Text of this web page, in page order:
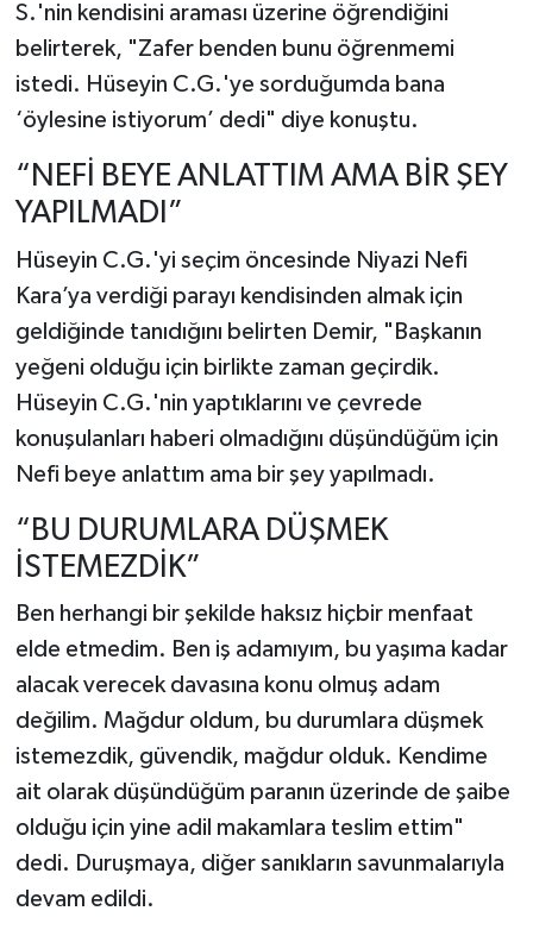
S.'nin kendisini araması üzerine öğrendiğini
belirterek, "Zafer benden bunu öğrenmemi
istedi. Hüseyin C.G.'ye sorduğumda bana
‘öylesine istiyorum’ dedi" diye konuştu.
“NEFİ BEYE ANLATTIM AMA BİR ŞEY
YAPILMADI”
Hüseyin C.G.'yi seçim öncesinde Niyazi Nefi
Kara’ya verdiği parayı kendisinden almak için
geldiğinde tanıdığını belirten Demir, "Başkanın
yeğeni olduğu için birlikte zaman geçirdik.
Hüseyin C.G.'nin yaptıklarını ve çevrede
konuşulanları haberi olmadığını düşündüğüm için
Nefi beye anlattım ama bir şey yapılmadı.
“BU DURUMLARA DÜŞMEK
İSTEMEZDİK”
Ben herhangi bir şekilde haksız hiçbir menfaat
elde etmedim. Ben iş adamıyım, bu yaşıma kadar
alacak verecek davasına konu olmuş adam
değilim. Mağdur oldum, bu durumlara düşmek
istemezdik, güvendik, mağdur olduk. Kendime
ait olarak düşündüğüm paranın üzerinde de şaibe
olduğu için yine adil makamlara teslim ettim"
dedi. Duruşmaya, diğer sanıkların savunmalarıyla
devam edildi.